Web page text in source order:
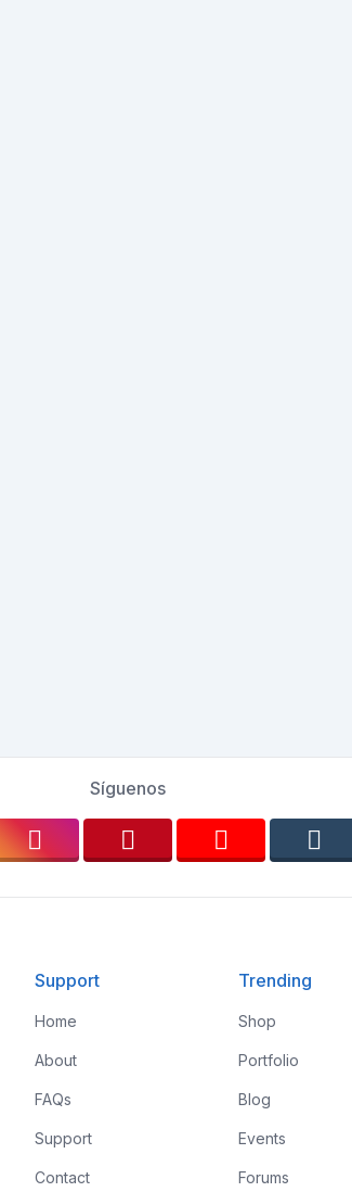
Síguenos
Support
Home
About
FAQs
Support
Contact
Trending
Shop
Portfolio
Blog
Events
Forums